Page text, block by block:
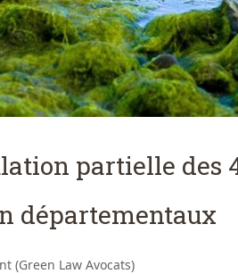
partielle des
départementaux
(Green Law Avocats)